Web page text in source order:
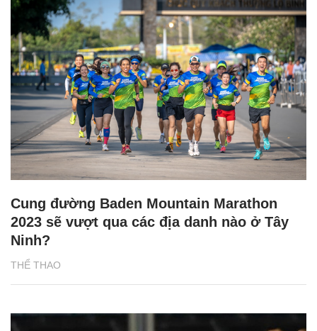
THỂ THAO
Cung đường Baden Mountain Marathon
2023 sẽ vượt qua các địa danh nào ở Tây
Ninh?